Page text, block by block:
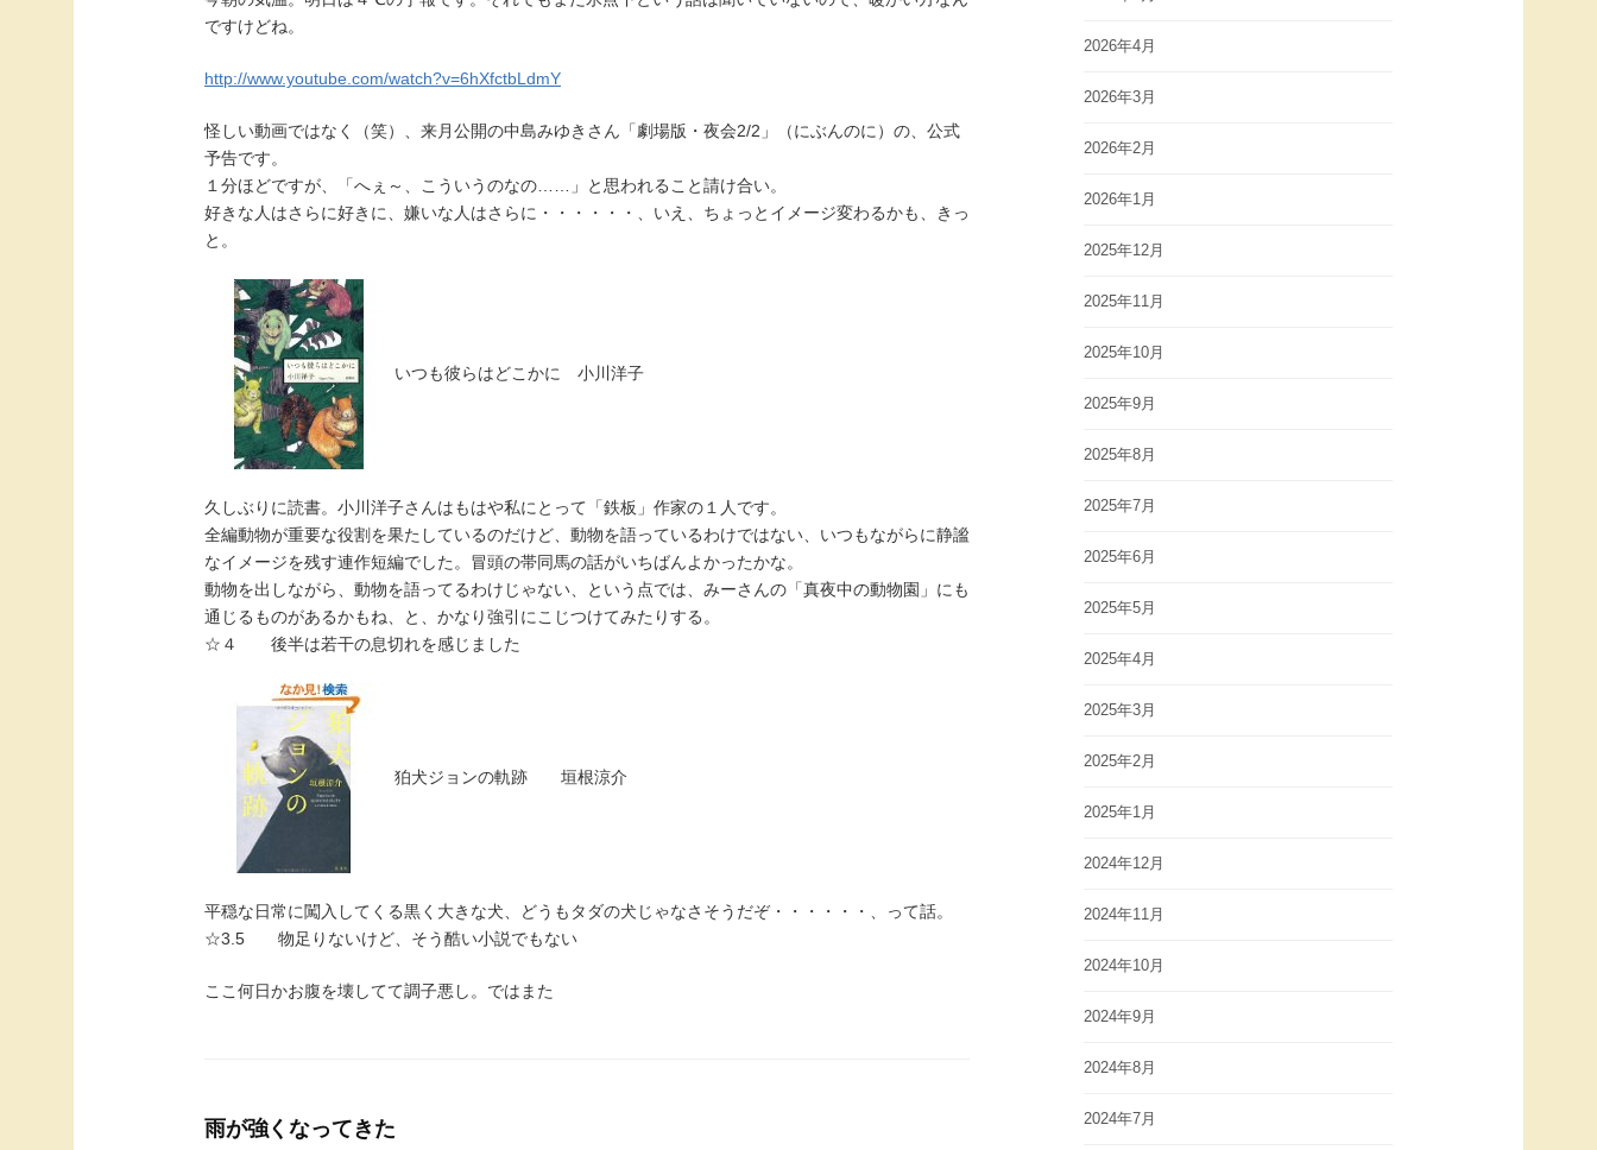
ですけどね。
http://www.youtube.com/watch?v=6hXfctbLdmY
怪しい動画ではなく（笑）、来月公開の中島みゆきさん「劇場版・夜会2/2」（にぶんのに）の、公式
予告です。
１分ほどですが、「へぇ～、こういうのなの……」と思われること請け合い。
好きな人はさらに好きに、嫌いな人はさらに・・・・・・、いえ、ちょっとイメージ変わるかも、きっ
と。
いつも彼らはどこかに 小川洋子
久しぶりに読書。小川洋子さんはもはや私にとって「鉄板」作家の１人です。
全編動物が重要な役割を果たしているのだけど、動物を語っているわけではない、いつもながらに静謐
なイメージを残す連作短編でした。冒頭の帯同馬の話がいちばんよかったかな。
動物を出しながら、動物を語ってるわけじゃない、という点では、みーさんの「真夜中の動物園」にも
通じるものがあるかもね、と、かなり強引にこじつけてみたりする。
☆４ 後半は若干の息切れを感じました
狛犬ジョンの軌跡 垣根涼介
平穏な日常に闖入してくる黒く大きな犬、どうもタダの犬じゃなさそうだぞ・・・・・・、って話。
☆3.5 物足りないけど、そう酷い小説でもない
ここ何日かお腹を壊してて調子悪し。ではまた
雨が強くなってきた
2026年4月
2026年3月
2026年2月
2026年1月
2025年12月
2025年11月
2025年10月
2025年9月
2025年8月
2025年7月
2025年6月
2025年5月
2025年4月
2025年3月
2025年2月
2025年1月
2024年12月
2024年11月
2024年10月
2024年9月
2024年8月
2024年7月